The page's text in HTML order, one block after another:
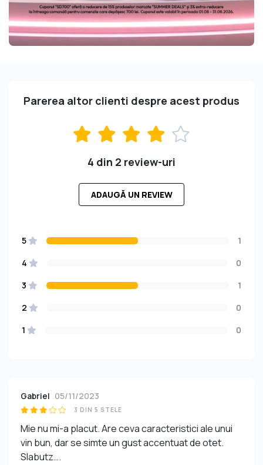
Parerea altor clienti despre acest produs
4 din 2 review-uri
ADAUGĂ UN REVIEW
5
1
4
0
3
1
2
0
1
0
Gabriel 05/11/2023
3 DIN 5 STELE
Mie nu mi-a placut. Are ceva caracteristici ale unui
vin bun, dar se simte un gust accentuat de otet.
Slabutz….